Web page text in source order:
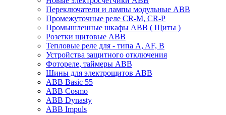
Переключатели и лампы модульные ABB
Промежуточные реле CR-M, CR-P
Промышленные шкафы ABB ( Щиты )
Розетки щитовые ABB
Тепловые реле для - типа A, AF, B
Устройства защитного отключения
Фотореле, таймеры ABB
Шины для электрощитов АВВ
ABB Basic 55
ABB Cosmo
ABB Dynasty
ABB Impuls